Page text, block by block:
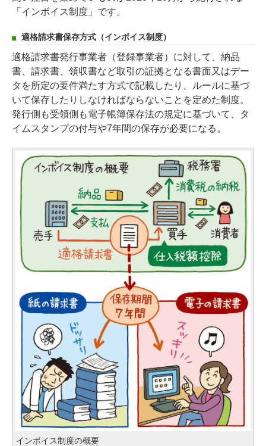
「インボイス制度」です。
適格請求書保存方式（インボイス制度）
適格請求書発行事業者（登録事業者）に対して、納品
書、請求書、領収書など取引の証拠となる書面又はデー
タを所定の要件満たす方式で記載したり、ルールに基づ
いて保存したりしなければならないことを定めた制度。
発行側も受領側も電子帳簿保存法の規定に基づいて、タ
イムスタンプの付与や7年間の保存が必要になる。
インボイス制度の概要